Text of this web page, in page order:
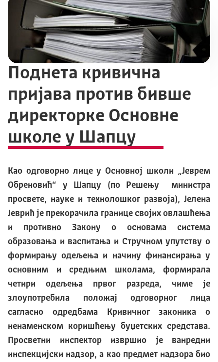
Поднета кривична
пријава против бивше
директорке Основне
школе у Шапцу
Као одговорно лице у Основној школи „Јеврем
Обреновић“ у Шапцу (по Решењу министра
просвете, науке и технолошког развоја), Јелена
Јеврић је прекорачила границе својих овлашћења
и противно Закону о основама система
образовања и васпитања и Стручном упутству о
формирању одељења и начину финансирања у
основним и средњим школама, формирала
четири одељења првог разреда, чиме је
злоупотребила положај одговорног лица
сагласно одредбама Кривичног законика о
ненаменском коришћењу буџетских средстава.
Просветни инспектор извршио је ванредни
инспекцијски надзор, а као предмет надзора био